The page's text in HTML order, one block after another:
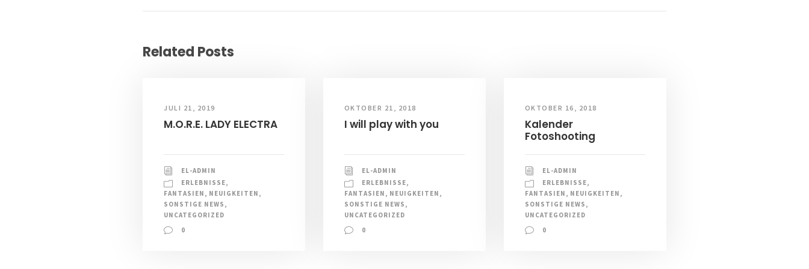
Related Posts
JULI 21, 2019
M.O.R.E. LADY ELECTRA
EL-ADMIN
ERLEBNISSE,
FANTASIEN , NEUIGKEITEN ,
SONSTIGE NEWS ,
UNCATEGORIZED
0
OKTOBER 21, 2018
I will play with you
EL-ADMIN
ERLEBNISSE,
FANTASIEN , NEUIGKEITEN ,
SONSTIGE NEWS ,
UNCATEGORIZED
0
OKTOBER 16, 2018
Kalender
Fotoshooting
EL-ADMIN
ERLEBNISSE,
FANTASIEN , NEUIGKEITEN ,
SONSTIGE NEWS ,
UNCATEGORIZED
0